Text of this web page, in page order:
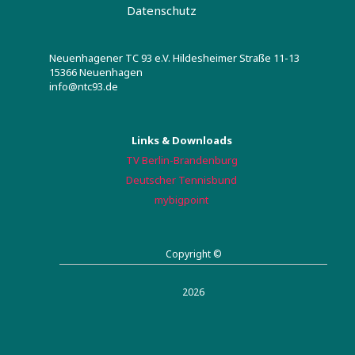
Datenschutz
Neuenhagener TC 93 e.V. Hildesheimer Straße 11-13
15366 Neuenhagen
info@ntc93.de
Links & Downloads
TV Berlin-Brandenburg
Deutscher Tennisbund
mybigpoint
Copyright ©
2026